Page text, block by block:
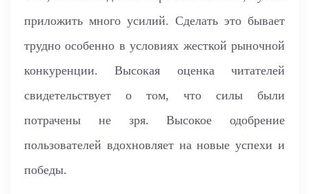
приложить много усилий. Сделать это бывает
трудно особенно в условиях жесткой рыночной
конкуренции. Высокая оценка читателей
свидетельствует о том, что силы были
потрачены не зря. Высокое одобрение
пользователей вдохновляет на новые успехи и
победы.